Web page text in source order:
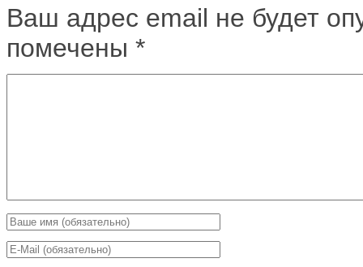
Ваш адрес email не будет
помечены *